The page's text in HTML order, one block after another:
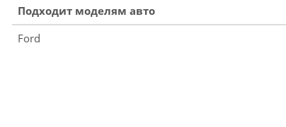
Подходит моделям авто
Ford